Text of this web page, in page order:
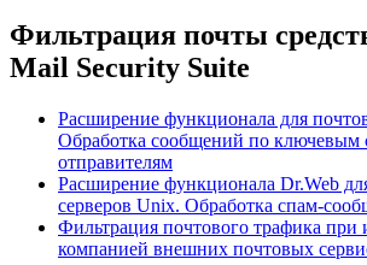
Фильтрация почты
Mail Security Suite
Расширение функционала для
Обработка сообщений по ключевым
отправителям
Расширение функционала Dr.Web
серверов Unix. Обработка спам-
Фильтрация почтового трафика при
компанией внешних почтовых